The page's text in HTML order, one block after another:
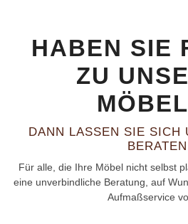
HABEN SIE
ZU
DANN LASSEN SIE SICH
Für alle, die Ihre Möbel nicht selbst
eine unverbindliche Beratung, auf
Aufmaßservice